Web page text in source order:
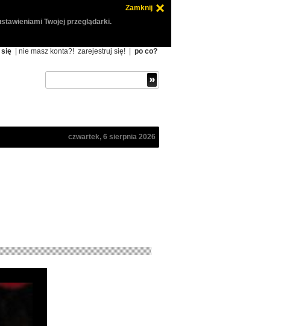
Zamknij
Twojej przeglądarki.
się | nie masz konta?! zarejestruj się! po co?
czwartek, 6 sierpnia 2026